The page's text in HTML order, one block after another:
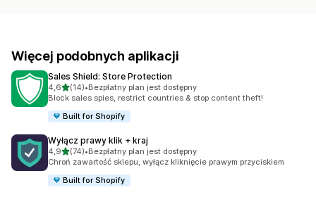
Więcej podobnych aplikacji
Sales Shield: Store Protection
4,6na 5 gwiazdek
(14)
Łączna liczba recenzji: 14
•Bezpłatny plan jest dostępny
Block sales spies, restrict countries & stop content theft!
Built for Shopify
Wyłącz prawy klik + kraj
4,9na 5 gwiazdek
(74)
Łączna liczba recenzji: 74
•Bezpłatny plan jest dostępny
Chroń zawartość sklepu, wyłącz kliknięcie prawym przyciskiem
Built for Shopify